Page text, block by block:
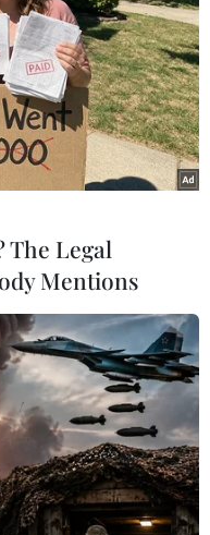
minh
tuyến
lộ
Mỹ
The Legal
Mentions